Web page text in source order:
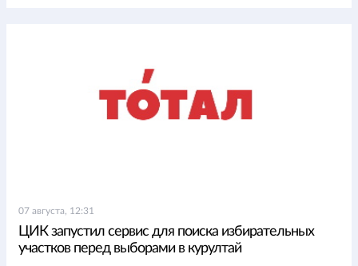
07 августа, 12:31
ЦИК запустил сервис для поиска избирательных
участков перед выборами в курултай